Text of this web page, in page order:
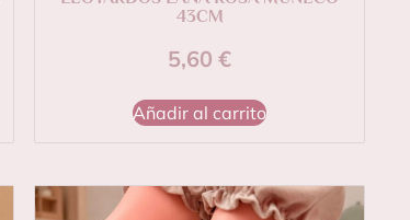
43CM
5,60 €
Añadir al carrito